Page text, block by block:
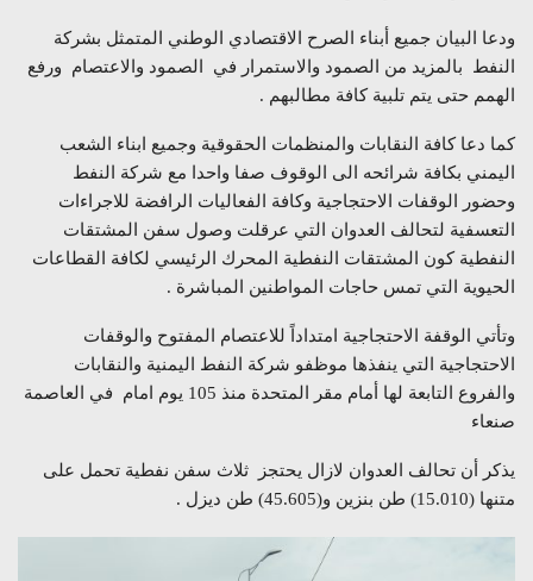
ودعا البيان جميع أبناء الصرح الاقتصادي الوطني المتمثل بشركة
النفط بالمزيد من الصمود والاستمرار في الصمود والاعتصام ورفع
الهمم حتى يتم تلبية كافة مطالبهم .
كما دعا كافة النقابات والمنظمات الحقوقية وجميع ابناء الشعب
اليمني بكافة شرائحه الى الوقوف صفا واحدا مع شركة النفط
وحضور الوقفات الاحتجاجية وكافة الفعاليات الرافضة للاجراءات
التعسفية لتحالف العدوان التي عرقلت وصول سفن المشتقات
النفطية كون المشتقات النفطية المحرك الرئيسي لكافة القطاعات
الحيوية التي تمس حاجات المواطنين المباشرة .
وتأتي الوقفة الاحتجاجية امتداداً للاعتصام المفتوح والوقفات
الاحتجاجية التي ينفذها موظفو شركة النفط اليمنية والنقابات
والفروع التابعة لها أمام مقر المتحدة منذ 105 يوم امام في العاصمة
صنعاء
يذكر أن تحالف العدوان لازال يحتجز ثلاث سفن نفطية تحمل على
متنها (15.010) طن بنزين و(45.605) طن ديزل .